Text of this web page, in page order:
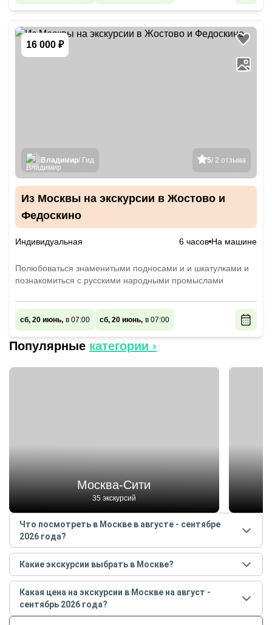
16 000 ₽
5/ 2 отзыва
Владимир/ Гид
Из Москвы на экскурсии в Жостово и
Федоскино
Индивидуальная 6 часов На машине
Полюбоваться знаменитыми подносами и и шкатулками и
познакомиться с русскими народными промыслами
сб, 20 июнь, в 07:00 сб, 20 июнь, в 07:00
Популярные категории ›
Москва-Сити
35 экскурсий
Что посмотреть в Москве в августе - сентябре
2026 года?
Самые популярные местав Москвев августе -
сентябре 2026года:
Москва-Сити
Московский Кремль
Москва-река
Какие экскурсии выбрать в Москве?
Самые популярные экскурсиив Москвев августе -
сентябре 2026года:
По следам русской интеллигенции:
Какая цена на экскурсии в Москве на август -
сентябрь 2026 года?